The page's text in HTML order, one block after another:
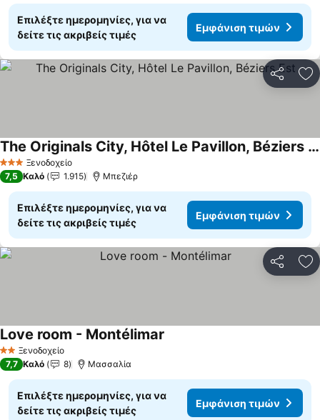
Επιλέξτε ημερομηνίες, για να
δείτε τις ακριβείς τιμές
Εμφάνιση τιμών
3 ΑστέριαΞενοδοχείο
The Originals City, Hôtel Le Pavillon, Béziers Est
7,5 Καλό 1.915 Μπεζιέρ
Επιλέξτε ημερομηνίες, για να
δείτε τις ακριβείς τιμές
Εμφάνιση τιμών
2 ΑστέριαΞενοδοχείο
Love room - Montélimar
7,7 Καλό 8 Μασσαλία
Επιλέξτε ημερομηνίες, για να
δείτε τις ακριβείς τιμές
Εμφάνιση τιμών